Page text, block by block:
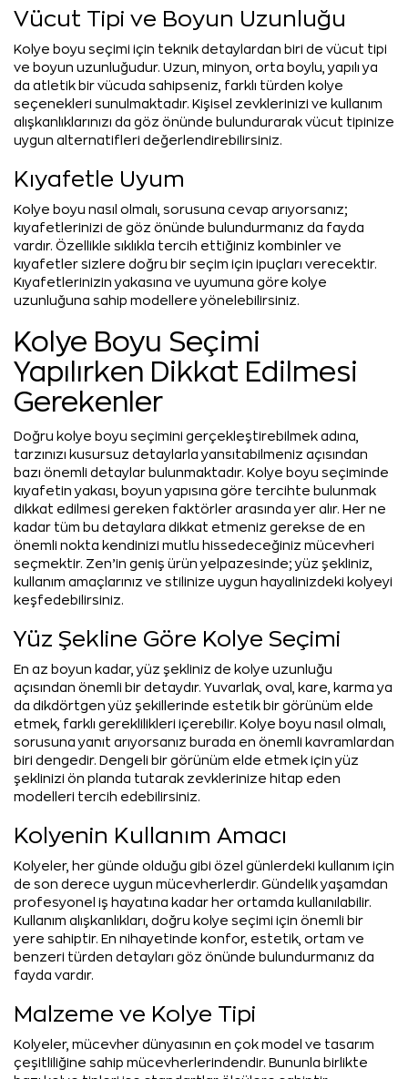
Vücut Tipi ve Boyun Uzunluğu
Kolye boyu seçimi için teknik detaylardan biri de vücut tipi
ve boyun uzunluğudur. Uzun, minyon, orta boylu, yapılı ya
da atletik bir vücuda sahipseniz, farklı türden kolye
seçenekleri sunulmaktadır. Kişisel zevklerinizi ve kullanım
alışkanlıklarınızı da göz önünde bulundurarak vücut tipinize
uygun alternatifleri değerlendirebilirsiniz.
Kıyafetle Uyum
Kolye boyu nasıl olmalı, sorusuna cevap arıyorsanız;
kıyafetlerinizi de göz önünde bulundurmanız da fayda
vardır. Özellikle sıklıkla tercih ettiğiniz kombinler ve
kıyafetler sizlere doğru bir seçim için ipuçları verecektir.
Kıyafetlerinizin yakasına ve uyumuna göre kolye
uzunluğuna sahip modellere yönelebilirsiniz.
Kolye Boyu Seçimi
Yapılırken Dikkat Edilmesi
Gerekenler
Doğru kolye boyu seçimini gerçekleştirebilmek adına,
tarzınızı kusursuz detaylarla yansıtabilmeniz açısından
bazı önemli detaylar bulunmaktadır. Kolye boyu seçiminde
kıyafetin yakası, boyun yapısına göre tercihte bulunmak
dikkat edilmesi gereken faktörler arasında yer alır. Her ne
kadar tüm bu detaylara dikkat etmeniz gerekse de en
önemli nokta kendinizi mutlu hissedeceğiniz mücevheri
seçmektir. Zen’in geniş ürün yelpazesinde; yüz şekliniz,
kullanım amaçlarınız ve stilinize uygun hayalinizdeki kolyeyi
keşfedebilirsiniz.
Yüz Şekline Göre Kolye Seçimi
En az boyun kadar, yüz şekliniz de kolye uzunluğu
açısından önemli bir detaydır. Yuvarlak, oval, kare, karma ya
da dikdörtgen yüz şekillerinde estetik bir görünüm elde
etmek, farklı gereklilikleri içerebilir. Kolye boyu nasıl olmalı,
sorusuna yanıt arıyorsanız burada en önemli kavramlardan
biri dengedir. Dengeli bir görünüm elde etmek için yüz
şeklinizi ön planda tutarak zevklerinize hitap eden
modelleri tercih edebilirsiniz.
Kolyenin Kullanım Amacı
Kolyeler, her günde olduğu gibi özel günlerdeki kullanım için
de son derece uygun mücevherlerdir. Gündelik yaşamdan
profesyonel iş hayatına kadar her ortamda kullanılabilir.
Kullanım alışkanlıkları, doğru kolye seçimi için önemli bir
yere sahiptir. En nihayetinde konfor, estetik, ortam ve
benzeri türden detayları göz önünde bulundurmanız da
fayda vardır.
Malzeme ve Kolye Tipi
Kolyeler, mücevher dünyasının en çok model ve tasarım
çeşitliliğine sahip mücevherlerindendir. Bununla birlikte